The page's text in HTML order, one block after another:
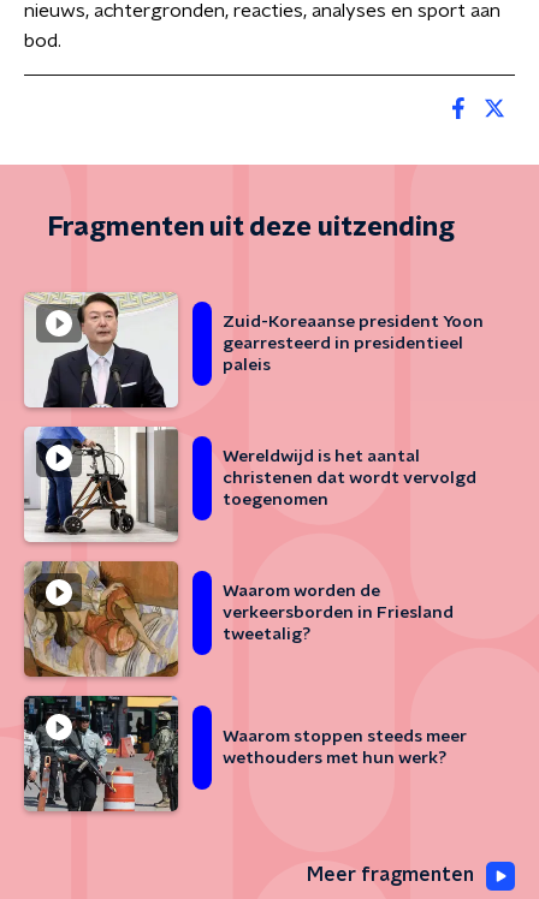
nieuws, achtergronden, reacties, analyses en sport aan
bod.
Fragmenten uit deze uitzending
Zuid-Koreaanse president Yoon
gearresteerd in presidentieel
paleis
Wereldwijd is het aantal
christenen dat wordt vervolgd
toegenomen
Waarom worden de
verkeersborden in Friesland
tweetalig?
Waarom stoppen steeds meer
wethouders met hun werk?
Meer fragmenten